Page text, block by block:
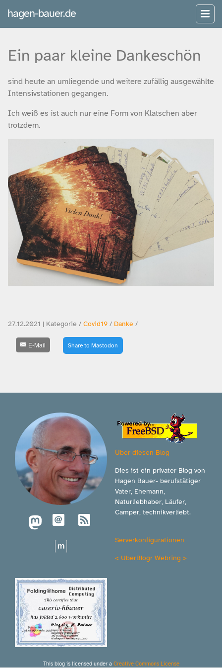
hagen-bauer.de
Ein paar kleine Dankeschön
sind heute an umliegende und weitere zufällig ausgewählte
Intensivstationen gegangen.
Ich weiß es ist auch nur eine Form von Klatschen aber
trotzdem.
27.12.2021 | Kategorie / Covid19 / Danke /
E-Mail Share to Mastodon
Über diesen Blog
Dies ist ein privater Blog von
Hagen Bauer- berufstätiger
Vater, Ehemann,
Naturliebhaber, Läufer,
Camper, technikverliebt.
Serverkonfigurationen
< UberBlogr Webring >
This blog is licensed under a Creative Commons License